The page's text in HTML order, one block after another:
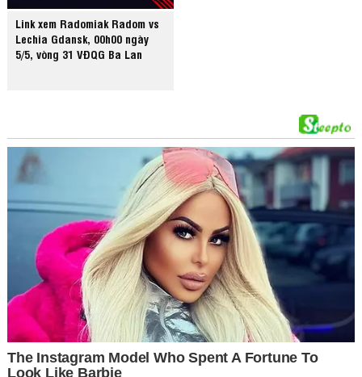
Link xem Radomiak Radom vs
Lechia Gdansk, 00h00 ngày
5/5, vòng 31 VĐQG Ba Lan